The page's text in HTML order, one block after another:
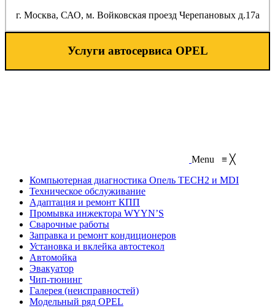
г. Москва, САО, м. Войковская проезд Черепановых д.17а
Услуги автосервиса OPEL
Menu ≡ ╳
Компьютерная диагностика Опель TECH2 и MDI
Техническое обслуживание
Адаптация и ремонт КПП
Промывка инжектора WYYN’S
Сварочные работы
Заправка и ремонт кондиционеров
Установка и вклейка автостекол
Автомойка
Эвакуатор
Чип-тюнинг
Галерея (неисправностей)
Модельный ряд OPEL